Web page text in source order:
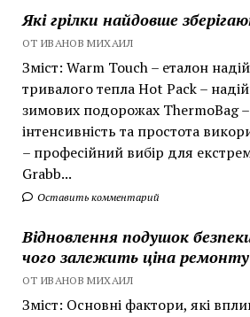
Які грілки найдовше
ОТ ИВАНОВ МИХАИЛ
Зміст: Warm Touch – еталон
тривалого тепла Hot Pack –
зимових подорожах ThermoBag
інтенсивність та простота
– професійний вибір для
Grabb...
Оставить комментарий
Відновлення подушок
чого залежить ціна
ОТ ИВАНОВ МИХАИЛ
Зміст: Основні фактори, які